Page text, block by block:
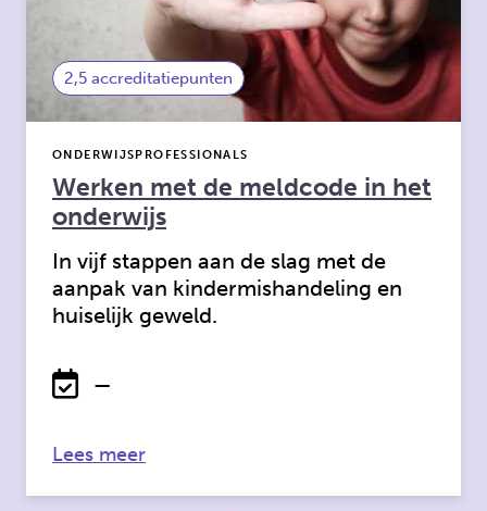
Werken met de meldcode in het
onderwijs
ONDERWIJSPROFESSIONALS
2,5 accreditatiepunten
In vijf stappen aan de slag met de
aanpak van kindermishandeling en
huiselijk geweld.
—
Lees meerover: Werken met de meldcode in